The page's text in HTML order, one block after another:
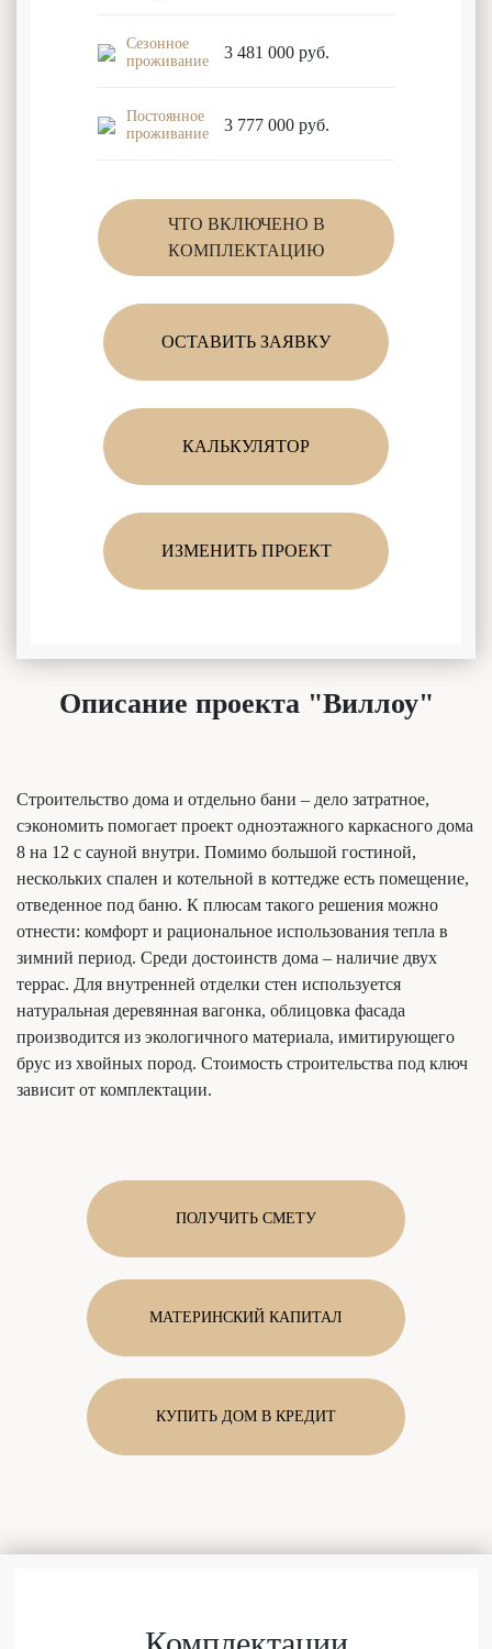
Сезонное
проживание
3 481 000руб.
Постоянное
проживание
3 777 000руб.
ЧТО ВКЛЮЧЕНО В
КОМПЛЕКТАЦИЮ
ОСТАВИТЬ ЗАЯВКУ
КАЛЬКУЛЯТОР
ИЗМЕНИТЬ ПРОЕКТ
Описание проекта "Виллоу"
Строительство дома и отдельно бани – дело затратное,
сэкономить помогает проект одноэтажного каркасного дома
8 на 12 с сауной внутри. Помимо большой гостиной,
нескольких спален и котельной в коттедже есть помещение,
отведенное под баню. К плюсам такого решения можно
отнести: комфорт и рациональное использования тепла в
зимний период. Среди достоинств дома – наличие двух
террас. Для внутренней отделки стен используется
натуральная деревянная вагонка, облицовка фасада
производится из экологичного материала, имитирующего
брус из хвойных пород. Стоимость строительства под ключ
зависит от комплектации.
ПОЛУЧИТЬ СМЕТУ
МАТЕРИНСКИЙ КАПИТАЛ
КУПИТЬ ДОМ В КРЕДИТ